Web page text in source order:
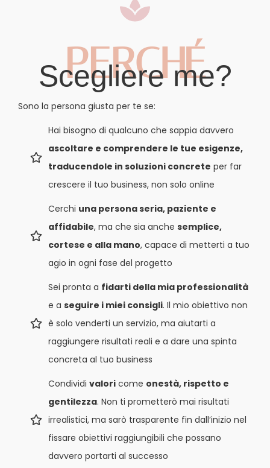
PERCHÉ
Scegliere me?
Sono la persona giusta per te se:
Hai bisogno di qualcuno che sappia davvero
ascoltare e comprendere le tue esigenze,
traducendole in soluzioni concrete per far
crescere il tuo business, non solo online
Cerchi una persona seria, paziente e
affidabile, ma che sia anche semplice,
cortese e alla mano, capace di metterti a tuo
agio in ogni fase del progetto
Sei pronta a fidarti della mia professionalità
e a seguire i miei consigli. Il mio obiettivo non
è solo venderti un servizio, ma aiutarti a
raggiungere risultati reali e a dare una spinta
concreta al tuo business
Condividi valori come onestà, rispetto e
gentilezza. Non ti prometterò mai risultati
irrealistici, ma sarò trasparente fin dall’inizio nel
fissare obiettivi raggiungibili che possano
davvero portarti al successo